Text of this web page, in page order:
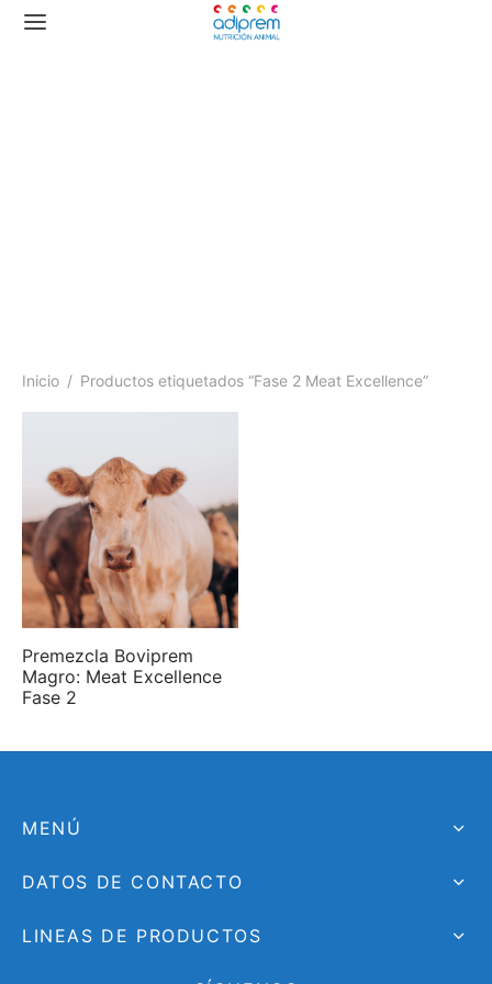
Inicio / Productos etiquetados “Fase 2 Meat Excellence”
Premezcla Boviprem
Magro: Meat Excellence
Fase 2
MENÚ
DATOS DE CONTACTO
LINEAS DE PRODUCTOS